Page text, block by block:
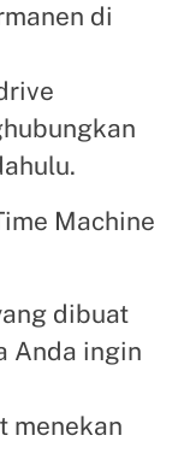
di
Machine
dibuat
Anda ingin
menekan